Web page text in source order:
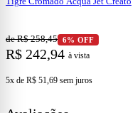
- Resistência a abrasão e à
- Garantia no serviço;
de R$ 258,45 6% OFF
R$ 242,94 à vista
5x de R$ 51,69 sem juros